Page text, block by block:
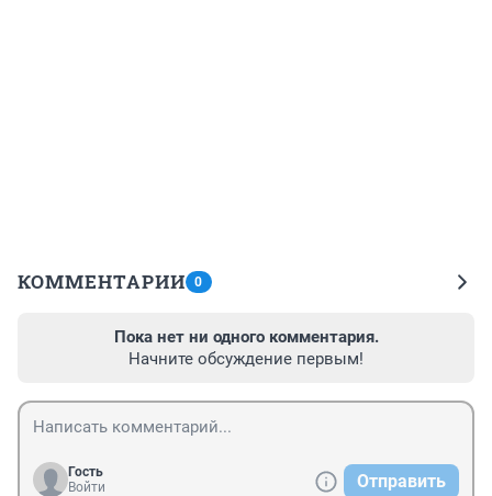
КОММЕНТАРИИ 0
Пока нет ни одного комментария.
Начните обсуждение первым!
Гость
Войти
Отправить